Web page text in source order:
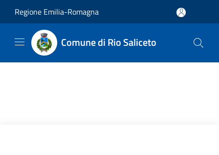
Regione Emilia-Romagna
Comune di Rio Saliceto